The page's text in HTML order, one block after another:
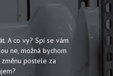
A co vy? Spí se vám
ne, možná bychom
postele za